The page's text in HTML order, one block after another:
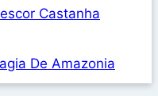
Castanha
De Amazonia